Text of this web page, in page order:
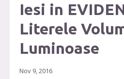
Iesi in
Literele
Luminoase
Nov 9, 2016